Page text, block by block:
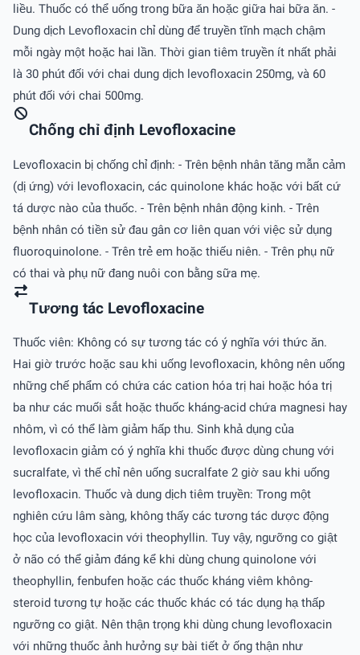
liều. Thuốc có thể uống trong bữa ăn hoặc giữa hai bữa ăn. -
Dung dịch Levofloxacin chỉ dùng để truyền tĩnh mạch chậm
mỗi ngày một hoặc hai lần. Thời gian tiêm truyền ít nhất phải
là 30 phút đối với chai dung dịch levofloxacin 250mg, và 60
phút đối với chai 500mg.
Chống chỉ định Levofloxacine
Levofloxacin bị chống chỉ định: - Trên bệnh nhân tăng mẫn cảm
(dị ứng) với levofloxacin, các quinolone khác hoặc với bất cứ
tá dược nào của thuốc. - Trên bệnh nhân động kinh. - Trên
bệnh nhân có tiền sử đau gân cơ liên quan với việc sử dụng
fluoroquinolone. - Trên trẻ em hoặc thiếu niên. - Trên phụ nữ
có thai và phụ nữ đang nuôi con bằng sữa mẹ.
Tương tác Levofloxacine
Thuốc viên: Không có sự tương tác có ý nghĩa với thức ăn.
Hai giờ trước hoặc sau khi uống levofloxacin, không nên uống
những chế phẩm có chứa các cation hóa trị hai hoặc hóa trị
ba như các muối sắt hoặc thuốc kháng-acid chứa magnesi hay
nhôm, vì có thể làm giảm hấp thu. Sinh khả dụng của
levofloxacin giảm có ý nghĩa khi thuốc được dùng chung với
sucralfate, vì thế chỉ nên uống sucralfate 2 giờ sau khi uống
levofloxacin. Thuốc và dung dịch tiêm truyền: Trong một
nghiên cứu lâm sàng, không thấy các tương tác dược động
học của levofloxacin với theophyllin. Tuy vậy, ngưỡng co giật
ở não có thể giảm đáng kể khi dùng chung quinolone với
theophyllin, fenbufen hoặc các thuốc kháng viêm không-
steroid tương tự hoặc các thuốc khác có tác dụng hạ thấp
ngưỡng co giật. Nên thận trọng khi dùng chung levofloxacin
với những thuốc ảnh hưởng sự bài tiết ở ống thận như